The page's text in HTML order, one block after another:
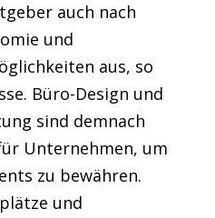
auch nach
und
aus, so
Büro-Design und
sind demnach
Unternehmen, um
zu bewähren.
und